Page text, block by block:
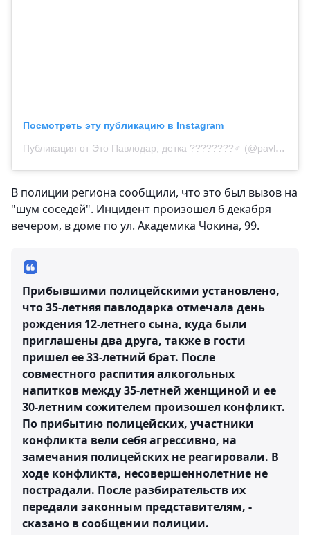
Посмотреть эту публикацию в Instagram
Публикация от Это Павлодар, детка ????????‍♂️ (@pavlo.detka)
В полиции региона сообщили, что это был вызов на
"шум соседей". Инцидент произошел 6 декабря
вечером, в доме по ул. Академика Чокина, 99.
Прибывшими полицейскими установлено,
что 35-летняя павлодарка отмечала день
рождения 12-летнего сына, куда были
приглашены два друга, также в гости
пришел ее 33-летний брат. После
совместного распития алкогольных
напитков между 35-летней женщиной и ее
30-летним сожителем произошел конфликт.
По прибытию полицейских, участники
конфликта вели себя агрессивно, на
замечания полицейских не реагировали. В
ходе конфликта, несовершеннолетние не
пострадали. После разбирательств их
передали законным представителям, -
сказано в сообщении полиции.